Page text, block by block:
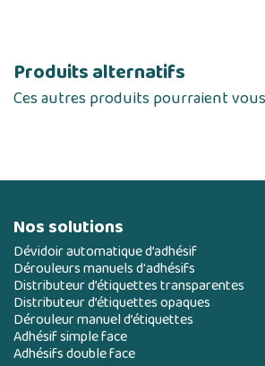
Produits alternatifs
Ces autres produits pourraient
Nos solutions
Dévidoir automatique d’adhésif
Dérouleurs manuels d'adhésifs
Distributeur d’étiquettes transparentes
Distributeur d’étiquettes opaques
Dérouleur manuel d’étiquettes
Adhésif simple face
Adhésifs double face